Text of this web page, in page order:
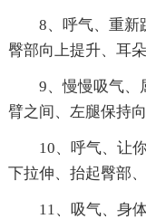
8、呼气、重新
臀部向上提升、耳
9、慢慢吸气、
臂之间、左腿保持向
10、呼气、让
下拉伸、抬起臀部
11、吸气、身